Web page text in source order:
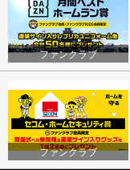
ファンクラブ
ファンクラブ